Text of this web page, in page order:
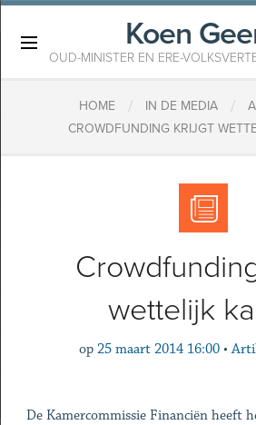
Koen
OUD-MINISTER EN ERE-
HOME / IN DE MEDIA /
CROWDFUNDING KRIJGT
wettelijk
op 25 maart 2014 16:00 •
De Kamercommissie Financiën heeft